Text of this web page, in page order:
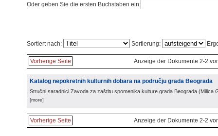
Oder geben Sie die ersten Buchstaben ein:
Sortiert nach: Sortierung:
Vorherige Seite Anzeige der Dokumente 2-2
Katalog nepokretnih kulturnih dobara na području grada Beograda
Stručni saradnici Zavoda za zaštitu spomenika kulture grada Beograda (Milica
[more]
Vorherige Seite Anzeige der Dokumente 2-2